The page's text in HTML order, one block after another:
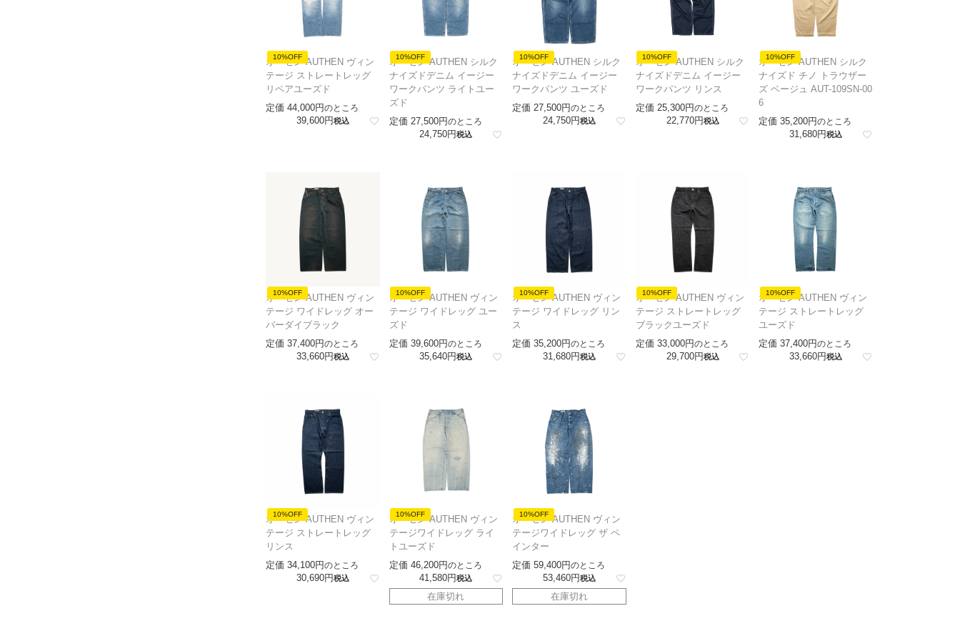
10%OFF
オーセン AUTHEN ヴィン
テージ ストレートレッグ
リペアユーズド
定価 44,000 のところ
39,600 税込
10%OFF
オーセン AUTHEN シルク
ナイズドデニム イージー
ワークパンツ ライトユー
ズド
定価 27,500 のところ
24,750 税込
10%OFF
オーセン AUTHEN シルク
ナイズドデニム イージー
ワークパンツ ユーズド
定価 27,500 のところ
24,750 税込
10%OFF
オーセン AUTHEN シルク
ナイズドデニム イージー
ワークパンツ リンス
定価 25,300 のところ
22,770 税込
10%OFF
オーセン AUTHEN シルク
ナイズド チノ トラウザー
ズ ベージュ AUT-109SN-00
6
定価 35,200 のところ
31,680 税込
10%OFF
オーセン AUTHEN ヴィン
テージ ワイドレッグ オー
バーダイブラック
定価 37,400 のところ
33,660 税込
10%OFF
オーセン AUTHEN ヴィン
テージ ワイドレッグ ユー
ズド
定価 39,600 のところ
35,640 税込
10%OFF
オーセン AUTHEN ヴィン
テージ ワイドレッグ リン
ス
定価 35,200 のところ
31,680 税込
10%OFF
オーセン AUTHEN ヴィン
テージ ストレートレッグ
ブラックユーズド
定価 33,000 のところ
29,700 税込
10%OFF
オーセン AUTHEN ヴィン
テージ ストレートレッグ
ユーズド
定価 37,400 のところ
33,660 税込
10%OFF
オーセン AUTHEN ヴィン
テージ ストレートレッグ
リンス
定価 34,100 のところ
30,690 税込
10%OFF
オーセン AUTHEN ヴィン
テージワイドレッグ ライ
トユーズド
定価 46,200 のところ
41,580 税込
在庫切れ
10%OFF
オーセン AUTHEN ヴィン
テージワイドレッグ ザ ペ
インター
定価 59,400 のところ
53,460 税込
在庫切れ